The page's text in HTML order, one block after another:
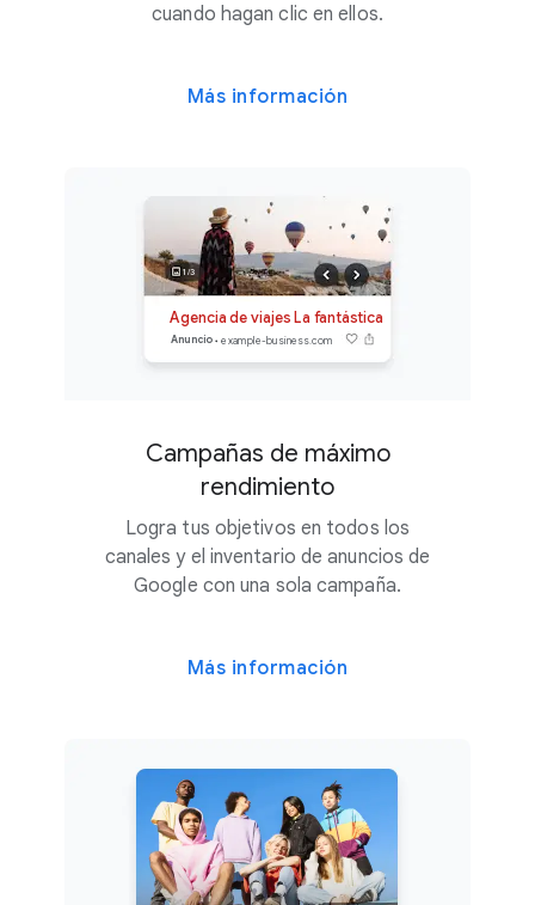
cuando hagan clic en ellos.
Más información
Agencia de viajes La fantástica
Anuncio example-business.com
1/3
Campañas de máximo
rendimiento
Logra tus objetivos en todos los
canales y el inventario de anuncios de
Google con una sola campaña.
Más información